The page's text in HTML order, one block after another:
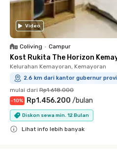
Video
Coliving • Campur
Kost Rukita The Horizon
Kelurahan Kemayoran, Kemayoran
2.6 km dari kantor gubernur
mulai dari Rp1.618.000
-10% Rp1.456.200 /bulan
Diskon sewa min. 12 Bulan
Lihat info lebih banyak